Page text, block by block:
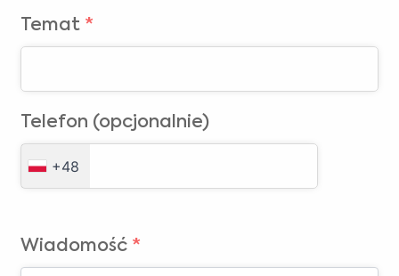
Temat *
Telefon (opcjonalnie)
+48
Wiadomość *